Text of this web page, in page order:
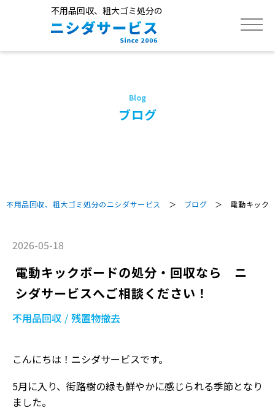
不用品回収、粗大ゴミ処分の
ブログ
不用品回収、粗大ゴミ処分のニシダサービス ＞ ブログ ＞ 電動キックボ
2026-05-18
電動キックボードの処分・回収なら ニ
シダサービスへご相談ください！
不用品回収 残置物撤去
こんにちは！ニシダサービスです。
5月に入り、街路樹の緑も鮮やかに感じられる季節となり
ました。